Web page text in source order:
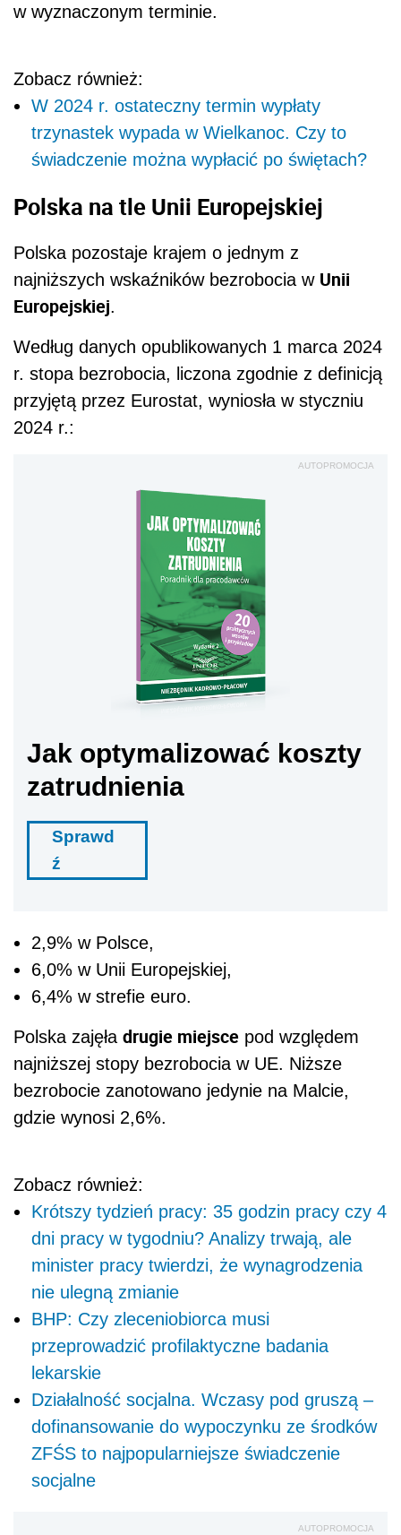
w wyznaczonym terminie.
Zobacz również:
W 2024 r. ostateczny termin wypłaty
trzynastek wypada w Wielkanoc. Czy to
świadczenie można wypłacić po świętach?
Polska na tle Unii Europejskiej
Polska pozostaje krajem o jednym z
najniższych wskaźników bezrobocia w Unii
Europejskiej.
Według danych opublikowanych 1 marca 2024
r. stopa bezrobocia, liczona zgodnie z definicją
przyjętą przez Eurostat, wyniosła w styczniu
2024 r.:
AUTOPROMOCJA
Jak optymalizować koszty
zatrudnienia
Sprawd
ź
2,9% w Polsce,
6,0% w Unii Europejskiej,
6,4% w strefie euro.
Polska zajęła drugie miejsce pod względem
najniższej stopy bezrobocia w UE. Niższe
bezrobocie zanotowano jedynie na Malcie,
gdzie wynosi 2,6%.
Zobacz również:
Krótszy tydzień pracy: 35 godzin pracy czy 4
dni pracy w tygodniu? Analizy trwają, ale
minister pracy twierdzi, że wynagrodzenia
nie ulegną zmianie
BHP: Czy zleceniobiorca musi
przeprowadzić profilaktyczne badania
lekarskie
Działalność socjalna. Wczasy pod gruszą –
dofinansowanie do wypoczynku ze środków
ZFŚS to najpopularniejsze świadczenie
socjalne
AUTOPROMOCJA